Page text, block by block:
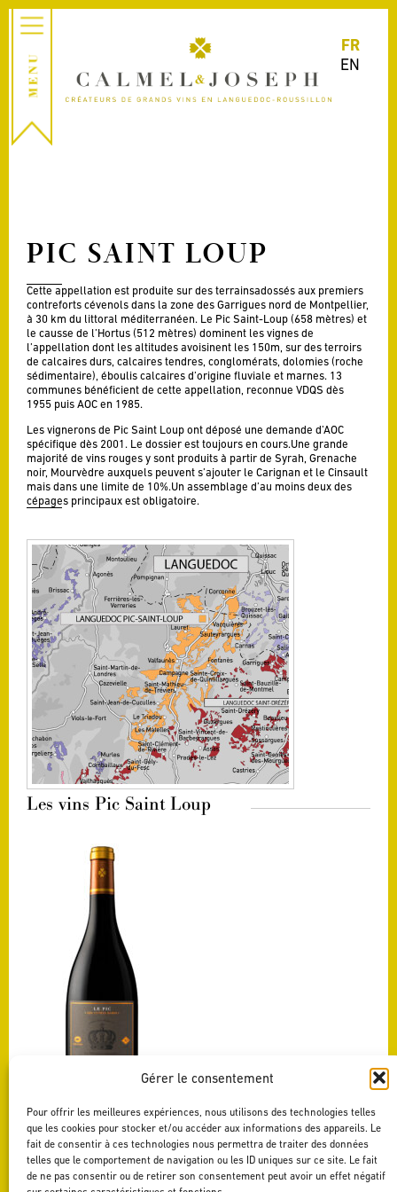
Gérer le consentement
Pour offrir les meilleures expériences, nous utilisons des technologies telles
que les cookies pour stocker et/ou accéder aux informations des appareils. Le
fait de consentir à ces technologies nous permettra de traiter des données
telles que le comportement de navigation ou les ID uniques sur ce site. Le fait
de ne pas consentir ou de retirer son consentement peut avoir un effet négatif
FR
EN
PIC SAINT LOUP
Cette appellation est produite sur des terrainsadossés aux premiers
contreforts cévenols dans la zone des Garrigues nord de Montpellier,
à 30 km du littoral méditerranéen. Le Pic Saint-Loup (658 mètres) et
le causse de l’Hortus (512 mètres) dominent les vignes de
l’appellation dont les altitudes avoisinent les 150m, sur des terroirs
de calcaires durs, calcaires tendres, conglomérats, dolomies (roche
sédimentaire), éboulis calcaires d’origine fluviale et marnes. 13
communes bénéficient de cette appellation, reconnue VDQS dès
1955 puis AOC en 1985.
Les vignerons de Pic Saint Loup ont déposé une demande d’AOC
spécifique dès 2001. Le dossier est toujours en cours.Une grande
majorité de vins rouges y sont produits à partir de Syrah, Grenache
noir, Mourvèdre auxquels peuvent s’ajouter le Carignan et le Cinsault
mais dans une limite de 10%.Un assemblage d’au moins deux des
cépages principaux est obligatoire.
Les vins Pic Saint Loup
PIC-SAINT-LOUP
LE PIC
Voir ce vin